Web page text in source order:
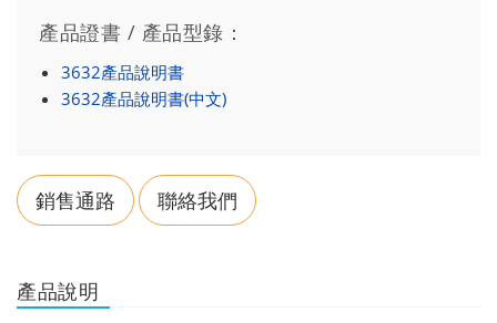
產品證書 / 產品型錄：
3632產品說明書
3632產品說明書(中文)
銷售通路 聯絡我們
產品說明